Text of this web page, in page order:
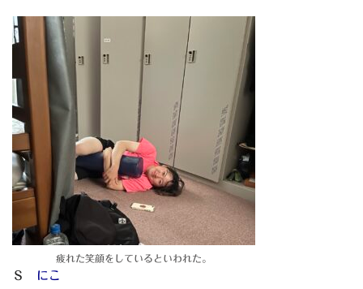
疲れた笑顔をしているといわれた。
Ｓ にこ